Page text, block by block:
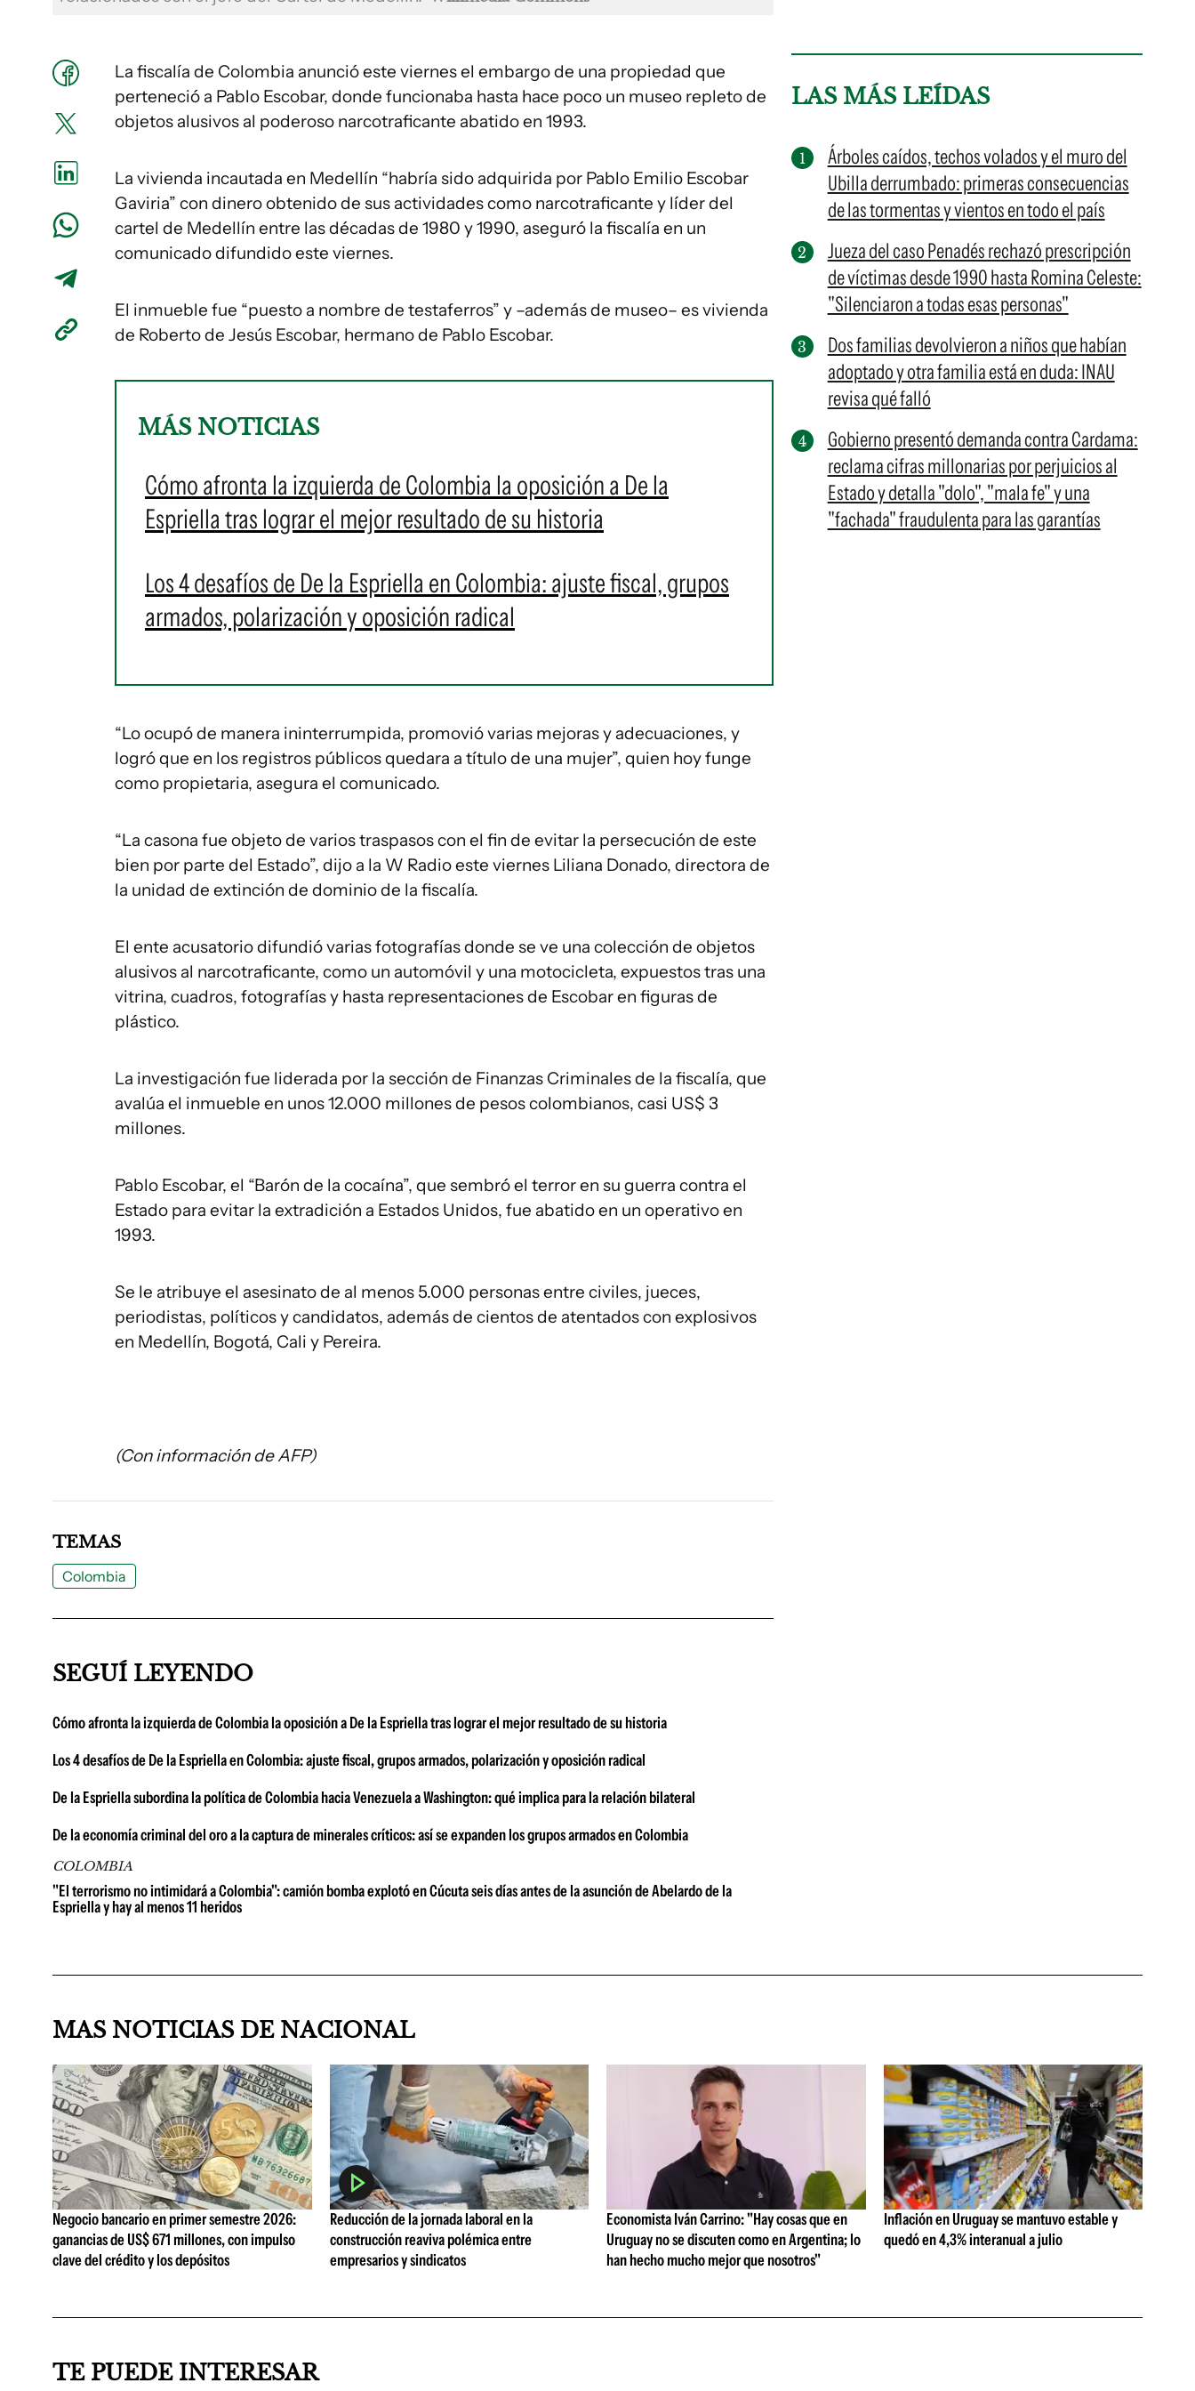
La fiscalía de Colombia anunció este viernes el embargo de una propiedad que
perteneció a Pablo Escobar, donde funcionaba hasta hace poco un museo repleto de
objetos alusivos al poderoso narcotraficante abatido en 1993.
La vivienda incautada en Medellín “habría sido adquirida por Pablo Emilio Escobar
Gaviria” con dinero obtenido de sus actividades como narcotraficante y líder del
cartel de Medellín entre las décadas de 1980 y 1990, aseguró la fiscalía en un
comunicado difundido este viernes.
El inmueble fue “puesto a nombre de testaferros” y –además de museo– es vivienda
de Roberto de Jesús Escobar, hermano de Pablo Escobar.
MÁS NOTICIAS
Cómo afronta la izquierda de Colombia la oposición a De la
Espriella tras lograr el mejor resultado de su historia
Los 4 desafíos de De la Espriella en Colombia: ajuste fiscal, grupos
armados, polarización y oposición radical
“Lo ocupó de manera ininterrumpida, promovió varias mejoras y adecuaciones, y
logró que en los registros públicos quedara a título de una mujer”, quien hoy funge
como propietaria, asegura el comunicado.
“La casona fue objeto de varios traspasos con el fin de evitar la persecución de este
bien por parte del Estado”, dijo a la W Radio este viernes Liliana Donado, directora de
la unidad de extinción de dominio de la fiscalía.
El ente acusatorio difundió varias fotografías donde se ve una colección de objetos
alusivos al narcotraficante, como un automóvil y una motocicleta, expuestos tras una
vitrina, cuadros, fotografías y hasta representaciones de Escobar en figuras de
plástico.
La investigación fue liderada por la sección de Finanzas Criminales de la fiscalía, que
avalúa el inmueble en unos 12.000 millones de pesos colombianos, casi US$ 3
millones.
Pablo Escobar, el “Barón de la cocaína”, que sembró el terror en su guerra contra el
Estado para evitar la extradición a Estados Unidos, fue abatido en un operativo en
1993.
Se le atribuye el asesinato de al menos 5.000 personas entre civiles, jueces,
periodistas, políticos y candidatos, además de cientos de atentados con explosivos
en Medellín, Bogotá, Cali y Pereira.
(Con información de AFP)
LAS MÁS LEÍDAS
Árboles caídos, techos volados y el muro del
Ubilla derrumbado: primeras consecuencias
de las tormentas y vientos en todo el país
Jueza del caso Penadés rechazó prescripción
de víctimas desde 1990 hasta Romina Celeste:
"Silenciaron a todas esas personas"
Dos familias devolvieron a niños que habían
adoptado y otra familia está en duda: INAU
revisa qué falló
Gobierno presentó demanda contra Cardama:
reclama cifras millonarias por perjuicios al
Estado y detalla "dolo", "mala fe" y una
"fachada" fraudulenta para las garantías
TEMAS
Colombia
SEGUÍ LEYENDO
Cómo afronta la izquierda de Colombia la oposición a De la Espriella tras lograr el mejor resultado de su historia
Los 4 desafíos de De la Espriella en Colombia: ajuste fiscal, grupos armados, polarización y oposición radical
De la Espriella subordina la política de Colombia hacia Venezuela a Washington: qué implica para la relación bilateral
De la economía criminal del oro a la captura de minerales críticos: así se expanden los grupos armados en Colombia
COLOMBIA
"El terrorismo no intimidará a Colombia": camión bomba explotó en Cúcuta seis días antes de la asunción de Abelardo de la
Espriella y hay al menos 11 heridos
MAS NOTICIAS DE NACIONAL
Negocio bancario en primer semestre 2026:
ganancias de US$ 671 millones, con impulso
clave del crédito y los depósitos
Reducción de la jornada laboral en la
construcción reaviva polémica entre
empresarios y sindicatos
Economista Iván Carrino: "Hay cosas que en
Uruguay no se discuten como en Argentina; lo
han hecho mucho mejor que nosotros"
Inflación en Uruguay se mantuvo estable y
quedó en 4,3% interanual a julio
TE PUEDE INTERESAR